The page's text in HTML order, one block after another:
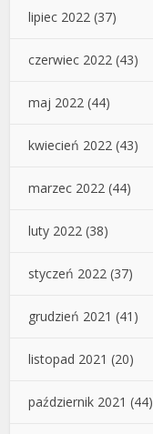
lipiec 2022 (37)
czerwiec 2022 (43)
maj 2022 (44)
kwiecień 2022 (43)
marzec 2022 (44)
luty 2022 (38)
styczeń 2022 (37)
grudzień 2021 (41)
listopad 2021 (20)
październik 2021 (44)